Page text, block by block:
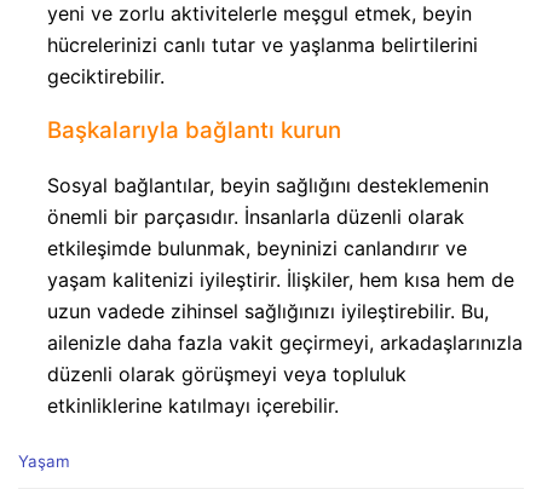
yeni ve zorlu aktivitelerle meşgul etmek, beyin
hücrelerinizi canlı tutar ve yaşlanma belirtilerini
geciktirebilir.
Başkalarıyla bağlantı kurun
Sosyal bağlantılar, beyin sağlığını desteklemenin
önemli bir parçasıdır. İnsanlarla düzenli olarak
etkileşimde bulunmak, beyninizi canlandırır ve
yaşam kalitenizi iyileştirir. İlişkiler, hem kısa hem de
uzun vadede zihinsel sağlığınızı iyileştirebilir. Bu,
ailenizle daha fazla vakit geçirmeyi, arkadaşlarınızla
düzenli olarak görüşmeyi veya topluluk
etkinliklerine katılmayı içerebilir.
C
Yaşam